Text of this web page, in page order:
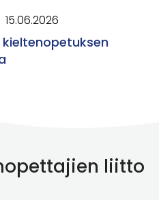
15.06.2026
liitto